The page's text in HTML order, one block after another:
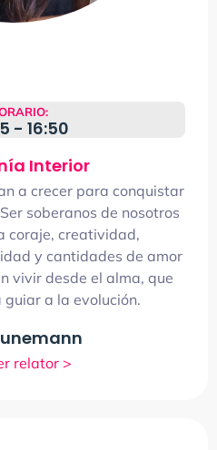
- 16:50
Interior
a crecer para conquistar
soberanos de nosotros
coraje, creatividad,
y cantidades de amor
vivir desde el alma, que
guiar a la evolución.
relator >